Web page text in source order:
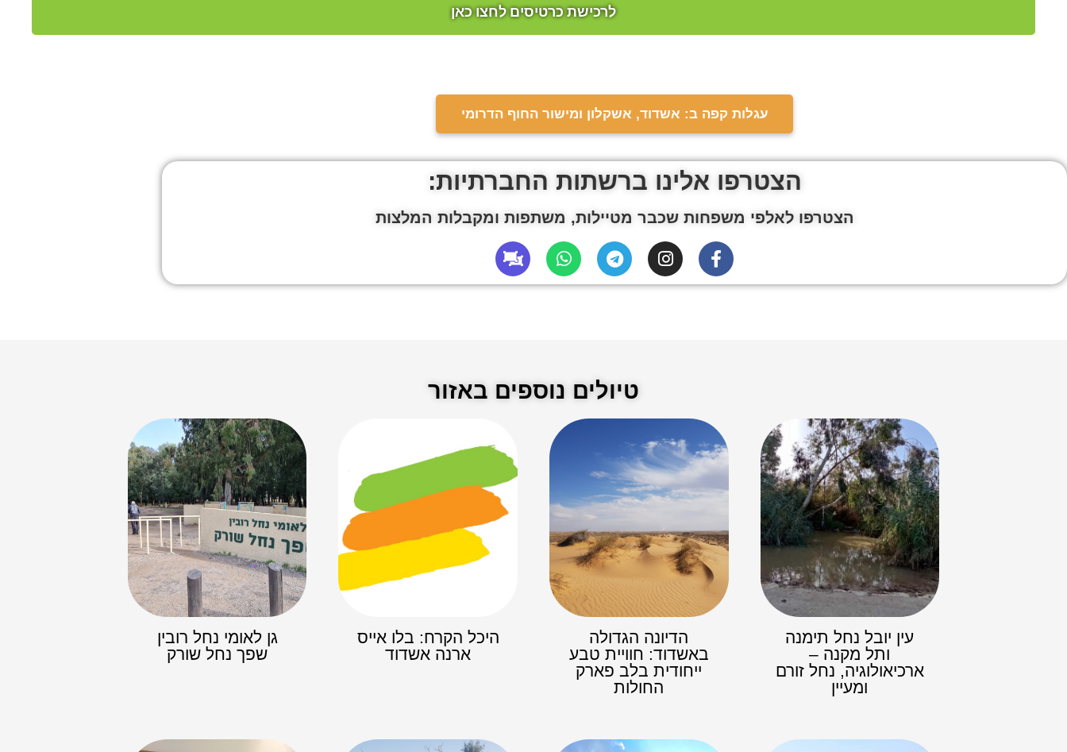
לרכישת כרטיסים לחצו כאן
עגלות קפה ב: אשדוד, אשקלון ומישור החוף הדרומי
הצטרפו אלינו ברשתות החברתיות:
הצטרפו לאלפי משפחות שכבר מטיילות, משתפות ומקבלות המלצות
טיולים נוספים באזור
עין יובל נחל תימנה
ותל מקנה –
ארכיאולוגיה, נחל זורם
ומעיין
הדיונה הגדולה
באשדוד: חוויית טבע
ייחודית בלב פארק
החולות
היכל הקרח: בלו אייס
ארנה אשדוד
גן לאומי נחל רובין
שפך נחל שורק